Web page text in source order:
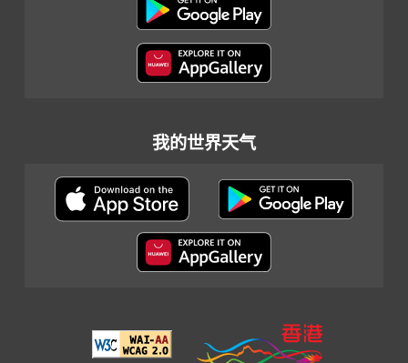
我的世界天气